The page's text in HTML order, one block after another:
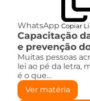
WhatsApp Copiar
Capacitação
e prevenção
Muitas pessoas
lei ao pé da letra,
é o que…
Ver matéria